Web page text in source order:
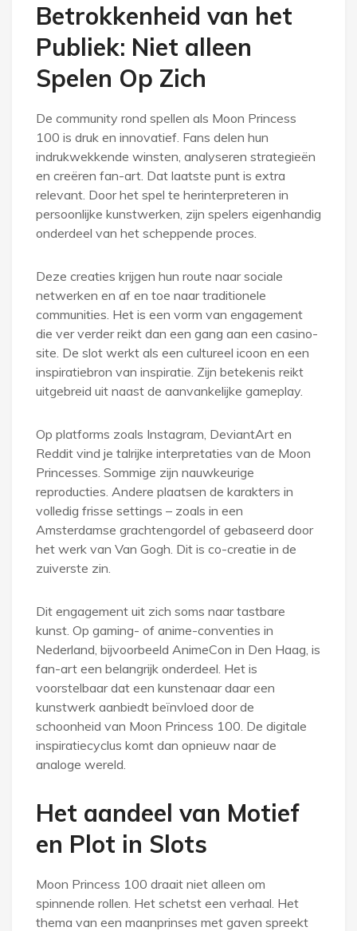
Betrokkenheid van het
Publiek: Niet alleen
Spelen Op Zich
De community rond spellen als Moon Princess
100 is druk en innovatief. Fans delen hun
indrukwekkende winsten, analyseren strategieën
en creëren fan-art. Dat laatste punt is extra
relevant. Door het spel te herinterpreteren in
persoonlijke kunstwerken, zijn spelers eigenhandig
onderdeel van het scheppende proces.
Deze creaties krijgen hun route naar sociale
netwerken en af en toe naar traditionele
communities. Het is een vorm van engagement
die ver verder reikt dan een gang aan een casino-
site. De slot werkt als een cultureel icoon en een
inspiratiebron van inspiratie. Zijn betekenis reikt
uitgebreid uit naast de aanvankelijke gameplay.
Op platforms zoals Instagram, DeviantArt en
Reddit vind je talrijke interpretaties van de Moon
Princesses. Sommige zijn nauwkeurige
reproducties. Andere plaatsen de karakters in
volledig frisse settings – zoals in een
Amsterdamse grachtengordel of gebaseerd door
het werk van Van Gogh. Dit is co-creatie in de
zuiverste zin.
Dit engagement uit zich soms naar tastbare
kunst. Op gaming- of anime-conventies in
Nederland, bijvoorbeeld AnimeCon in Den Haag, is
fan-art een belangrijk onderdeel. Het is
voorstelbaar dat een kunstenaar daar een
kunstwerk aanbiedt beïnvloed door de
schoonheid van Moon Princess 100. De digitale
inspiratiecyclus komt dan opnieuw naar de
analoge wereld.
Het aandeel van Motief
en Plot in Slots
Moon Princess 100 draait niet alleen om
spinnende rollen. Het schetst een verhaal. Het
thema van een maanprinses met gaven spreekt